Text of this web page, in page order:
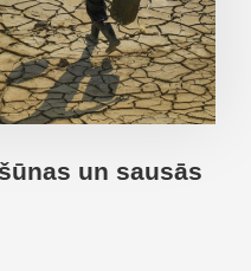
un sausās